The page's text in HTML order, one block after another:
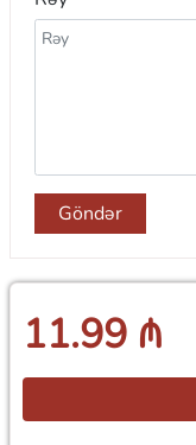
Göndər
11.99 ₼